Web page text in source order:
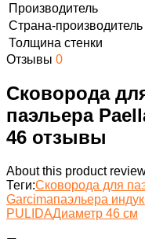
Производитель
Страна-производитель
Толщина стенки
Отзывы 0
Сковорода
паэльера
46 отзывы
About this product
Теги:Сковорода для
Garcimaпаэльера
PULIDAДиаметр 46 см